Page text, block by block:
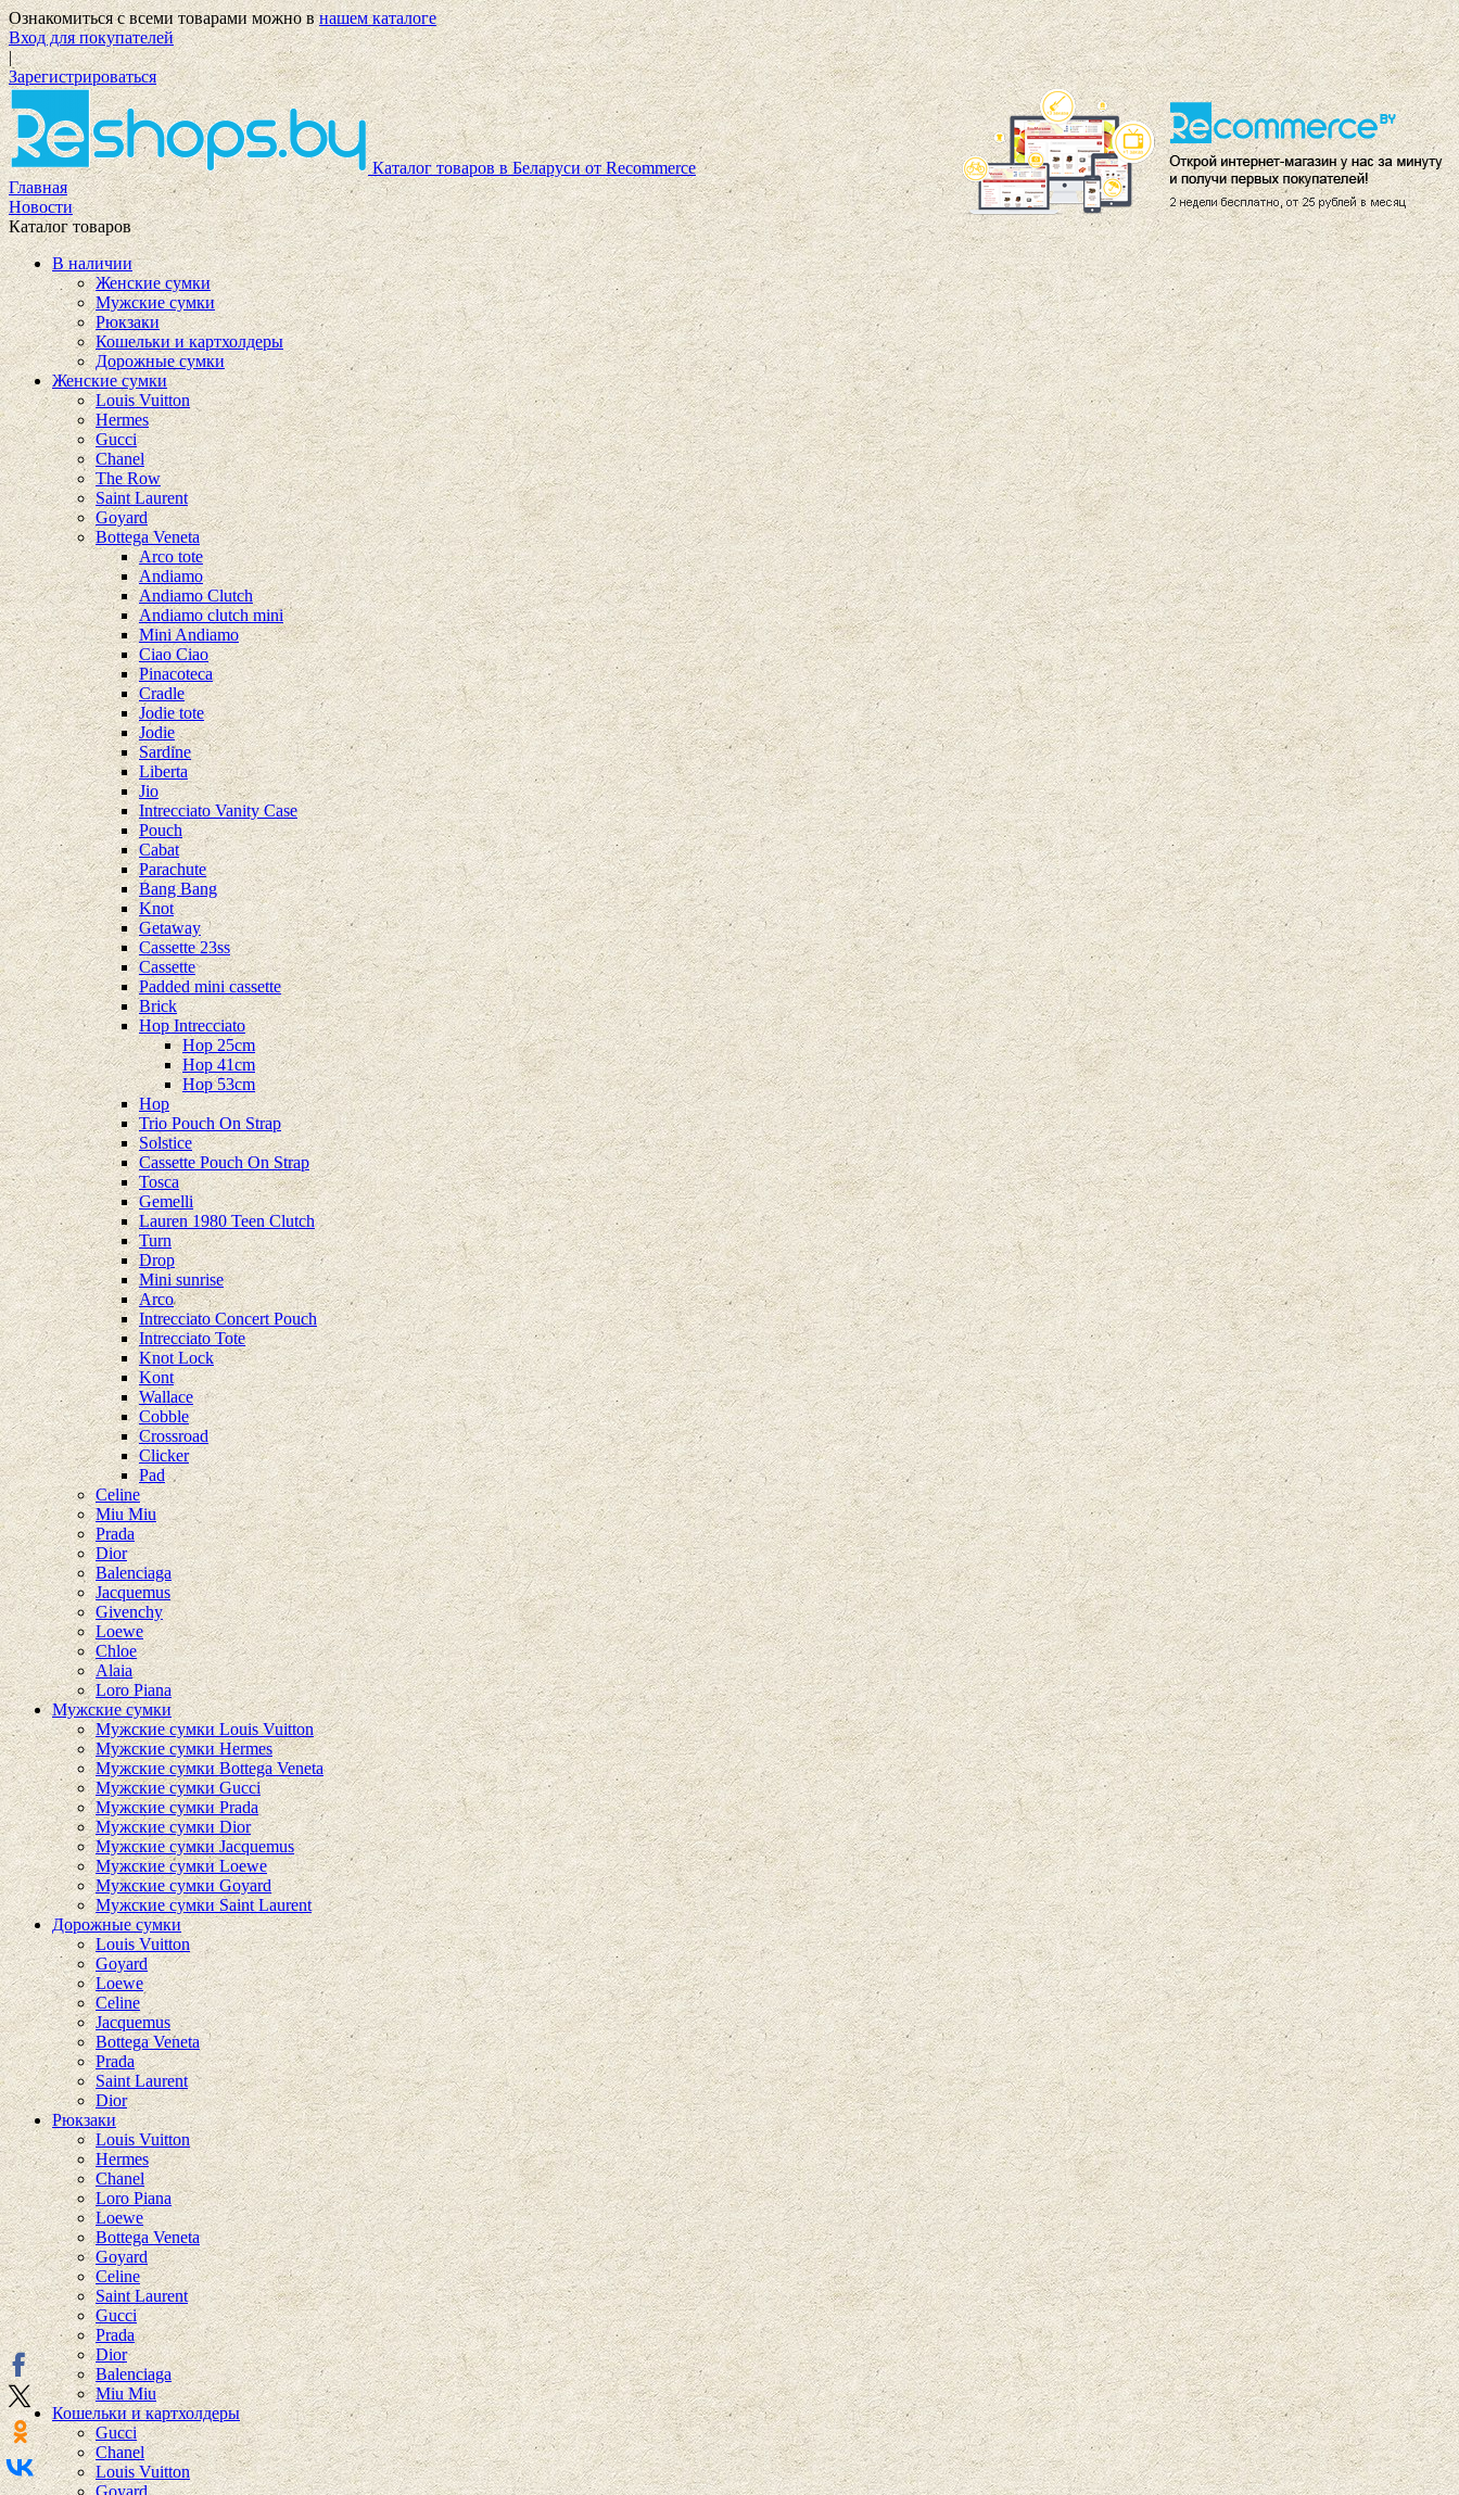
Ознакомиться с всеми товарами можно внашем каталоге
Вход для покупателей
|
Зарегистрироваться
Каталог товаров в Беларуси от Recommerce
Главная
Новости
Каталог товаров
В наличии
Женские сумки
Мужские сумки
Рюкзаки
Кошельки и картхолдеры
Дорожные сумки
Женские сумки
Louis Vuitton
Hermes
Gucci
Chanel
The Row
Saint Laurent
Goyard
Bottega Veneta
Arco tote
Andiamo
Andiamo Clutch
Andiamo clutch mini
Mini Andiamo
Ciao Ciao
Pinacoteca
Cradle
Jodie tote
Jodie
Sardine
Liberta
Jio
Intrecciato Vanity Case
Pouch
Cabat
Parachute
Bang Bang
Knot
Getaway
Cassette 23ss
Cassette
Padded mini cassette
Brick
Hop Intrecciato
Hop 25cm
Hop 41cm
Hop 53cm
Hop
Trio Pouch On Strap
Solstice
Cassette Pouch On Strap
Tosca
Gemelli
Lauren 1980 Teen Clutch
Turn
Drop
Mini sunrise
Arco
Intrecciato Concert Pouch
Intrecciato Tote
Knot Lock
Kont
Wallace
Cobble
Crossroad
Clicker
Pad
Celine
Miu Miu
Prada
Dior
Balenciaga
Jacquemus
Givenchy
Loewe
Chloe
Alaia
Loro Piana
Мужские сумки
Мужские сумки Louis Vuitton
Мужские сумки Hermes
Мужские сумки Bottega Veneta
Мужские сумки Gucci
Мужские сумки Prada
Мужские сумки Dior
Мужские сумки Jacquemus
Мужские сумки Loewe
Мужские сумки Goyard
Мужские сумки Saint Laurent
Дорожные сумки
Louis Vuitton
Goyard
Loewe
Celine
Jacquemus
Bottega Veneta
Prada
Saint Laurent
Dior
Рюкзаки
Louis Vuitton
Hermes
Chanel
Loro Piana
Loewe
Bottega Veneta
Goyard
Celine
Saint Laurent
Gucci
Prada
Dior
Balenciaga
Miu Miu
Кошельки и картхолдеры
Gucci
Chanel
Louis Vuitton
Goyard